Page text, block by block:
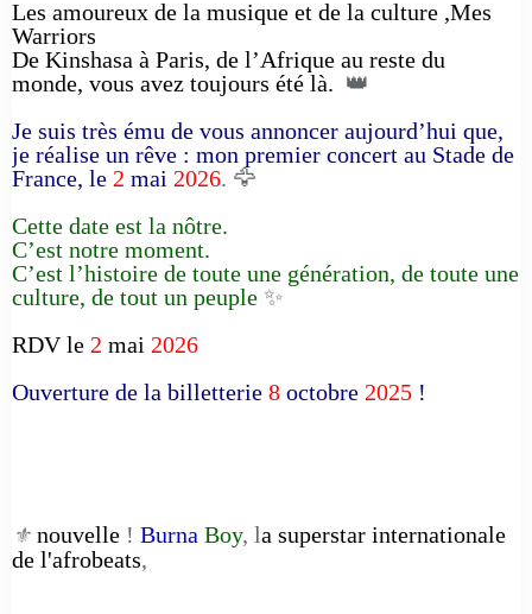
Les amoureux de la musique et de la culture ,Mes
Warriors
De Kinshasa à Paris, de l’Afrique au reste du
monde, vous avez toujours été là. 👑
Je suis très ému de vous annoncer aujourd’hui que,
je réalise un rêve : mon premier concert au Stade de
France, le 2 mai 2026. 🦅
Cette date est la nôtre.
C’est notre moment.
C’est l’histoire de toute une génération, de toute une
culture, de tout un peuple ✨
RDV le 2 mai 2026
Ouverture de la billetterie 8 octobre 2025 !
⚜️ nouvelle ! Burna Boy, la superstar internationale
de l'afrobeats,